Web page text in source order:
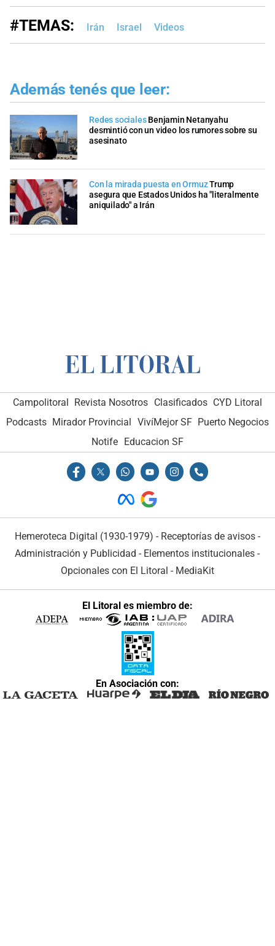
#TEMAS: Irán Israel Videos
Además tenés que leer:
Redes sociales Benjamin Netanyahu
desmintió con un video los rumores sobre su
asesinato
Con la mirada puesta en OrmuzTrump
asegura que Estados Unidos ha "literalmente
aniquilado" a Irán
Campolitoral Revista Nosotros Clasificados CYD Litoral
Podcasts Mirador Provincial VivíMejor SF Puerto Negocios
Notife
Educacion SF
Hemeroteca Digital (1930-1979) - Receptorías de avisos -
Administración y Publicidad - Elementos institucionales -
Opcionales con El Litoral - MediaKit
El Litoral es miembro de:
En Asociación con: